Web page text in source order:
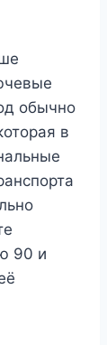
обычно
в
90 и